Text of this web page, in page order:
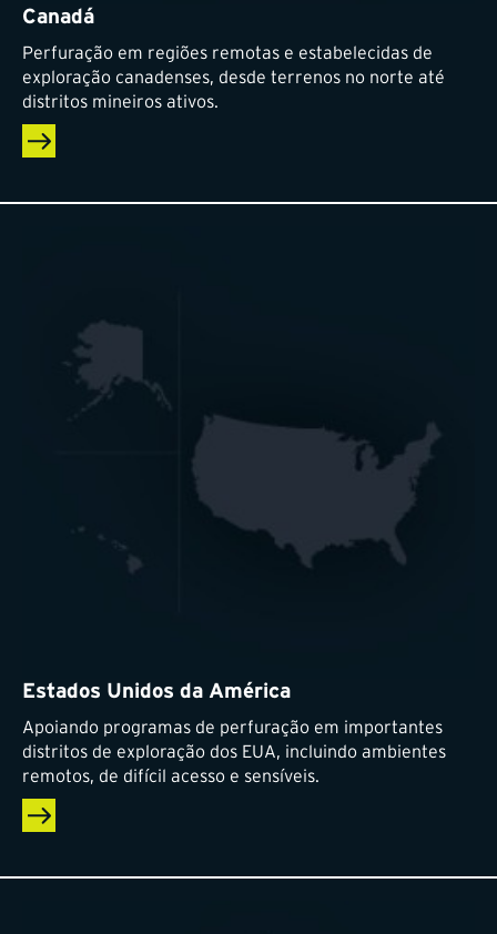
Canadá
Perfuração em regiões remotas e estabelecidas de
exploração canadenses, desde terrenos no norte até
distritos mineiros ativos.
Estados Unidos da América
Apoiando programas de perfuração em importantes
distritos de exploração dos EUA, incluindo ambientes
remotos, de difícil acesso e sensíveis.